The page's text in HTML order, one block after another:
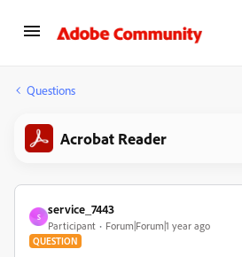
Questions
Acrobat Reader
S
service_7443
Participant Forum|Forum|1 year ago
QUESTION